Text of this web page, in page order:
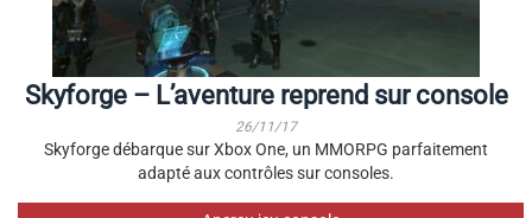
Skyforge – L’aventure reprend sur console
26/11/17
Skyforge débarque sur Xbox One, un MMORPG parfaitement
adapté aux contrôles sur consoles.